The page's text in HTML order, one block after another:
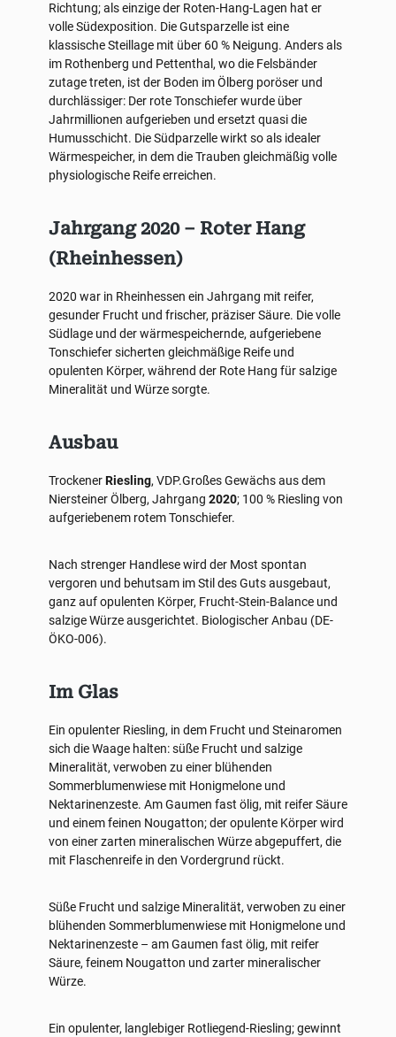
Richtung; als einzige der Roten-Hang-Lagen hat er
volle Südexposition. Die Gutsparzelle ist eine
klassische Steillage mit über 60 % Neigung. Anders als
im Rothenberg und Pettenthal, wo die Felsbänder
zutage treten, ist der Boden im Ölberg poröser und
durchlässiger: Der rote Tonschiefer wurde über
Jahrmillionen aufgerieben und ersetzt quasi die
Humusschicht. Die Südparzelle wirkt so als idealer
Wärmespeicher, in dem die Trauben gleichmäßig volle
physiologische Reife erreichen.
Jahrgang 2020 – Roter Hang
(Rheinhessen)
2020 war in Rheinhessen ein Jahrgang mit reifer,
gesunder Frucht und frischer, präziser Säure. Die volle
Südlage und der wärmespeichernde, aufgeriebene
Tonschiefer sicherten gleichmäßige Reife und
opulenten Körper, während der Rote Hang für salzige
Mineralität und Würze sorgte.
Ausbau
TrockenerRiesling, VDP.Großes Gewächs aus dem
Niersteiner Ölberg, Jahrgang 2020; 100 % Riesling von
aufgeriebenem rotem Tonschiefer.
Nach strenger Handlese wird der Most spontan
vergoren und behutsam im Stil des Guts ausgebaut,
ganz auf opulenten Körper, Frucht-Stein-Balance und
salzige Würze ausgerichtet. Biologischer Anbau (DE-
ÖKO-006).
Im Glas
Ein opulenter Riesling, in dem Frucht und Steinaromen
sich die Waage halten: süße Frucht und salzige
Mineralität, verwoben zu einer blühenden
Sommerblumenwiese mit Honigmelone und
Nektarinenzeste. Am Gaumen fast ölig, mit reifer Säure
und einem feinen Nougatton; der opulente Körper wird
von einer zarten mineralischen Würze abgepuffert, die
mit Flaschenreife in den Vordergrund rückt.
Süße Frucht und salzige Mineralität, verwoben zu einer
blühenden Sommerblumenwiese mit Honigmelone und
Nektarinenzeste – am Gaumen fast ölig, mit reifer
Säure, feinem Nougatton und zarter mineralischer
Würze.
Ein opulenter, langlebiger Rotliegend-Riesling; gewinnt